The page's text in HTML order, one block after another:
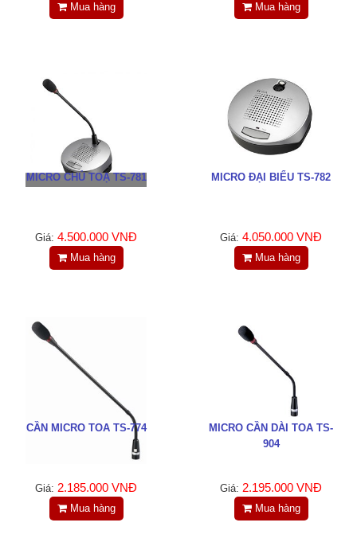
Mua hàng Mua hàng
MICRO CHỦ TOẠ TS-781
Giá: 4.500.000 VNĐ
Mua hàng
MICRO ĐẠI BIỂU TS-782
Giá: 4.050.000 VNĐ
Mua hàng
CẦN MICRO TOA TS-774
Giá: 2.185.000 VNĐ
Mua hàng
MICRO CẦN DÀI TOA TS-
904
Giá: 2.195.000 VNĐ
Mua hàng
Twitter
LIÊN HỆ
HotLine
0988829841
©COPYRIGHT 2019. ALL RIGHTS RESERVED